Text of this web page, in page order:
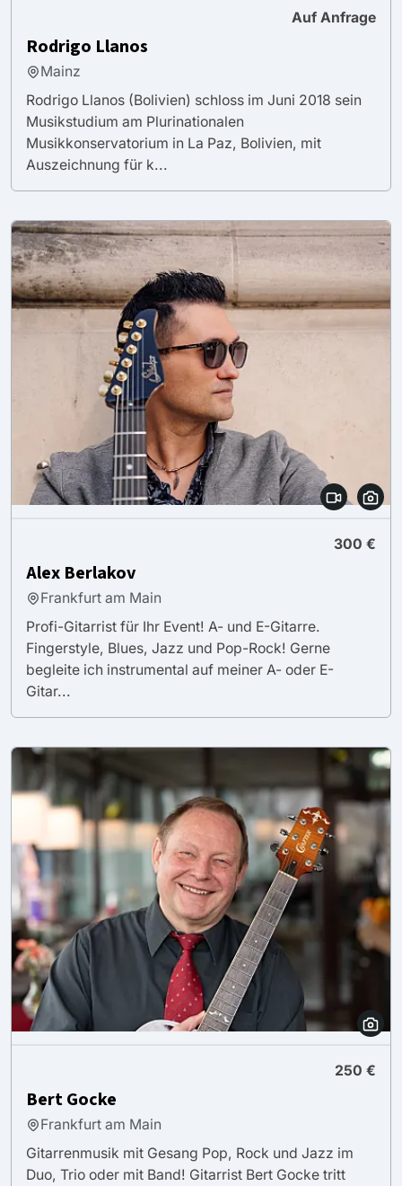
Auf Anfrage
Rodrigo Llanos
Mainz
Rodrigo Llanos (Bolivien) schloss im Juni 2018 sein
Musikstudium am Plurinationalen
Musikkonservatorium in La Paz, Bolivien, mit
Auszeichnung für k...
300 €
Alex Berlakov
Frankfurt am Main
Profi-Gitarrist für Ihr Event! A- und E-Gitarre.
Fingerstyle, Blues, Jazz und Pop-Rock! Gerne
begleite ich instrumental auf meiner A- oder E-
Gitar...
250 €
Bert Gocke
Frankfurt am Main
Gitarrenmusik mit Gesang Pop, Rock und Jazz im
Duo, Trio oder mit Band! Gitarrist Bert Gocke tritt